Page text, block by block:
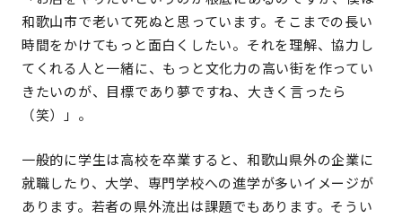
和歌山市で老いて死ぬと思っています。そこまでの長い
時間をかけてもっと面白くしたい。それを理解、協力し
てくれる人と一緒に、もっと文化力の高い街を作ってい
きたいのが、目標であり夢ですね、大きく言ったら
（笑）」。
一般的に学生は高校を卒業すると、和歌山県外の企業に
就職したり、大学、専門学校への進学が多いイメージが
あります。若者の県外流出は課題でもあります。そうい